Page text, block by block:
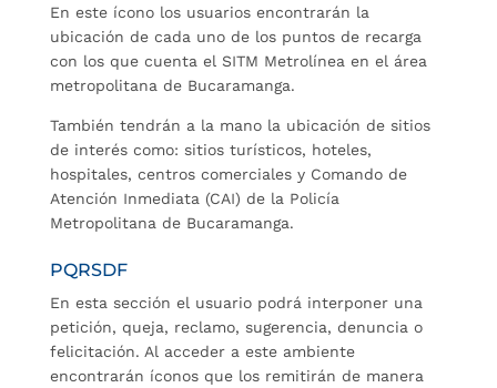
En este ícono los usuarios encontrarán la
ubicación de cada uno de los puntos de recarga
con los que cuenta el SITM Metrolínea en el área
metropolitana de Bucaramanga.
También tendrán a la mano la ubicación de sitios
de interés como: sitios turísticos, hoteles,
hospitales, centros comerciales y Comando de
Atención Inmediata (CAI) de la Policía
Metropolitana de Bucaramanga.
PQRSDF
En esta sección el usuario podrá interponer una
petición, queja, reclamo, sugerencia, denuncia o
felicitación. Al acceder a este ambiente
encontrarán íconos que los remitirán de manera